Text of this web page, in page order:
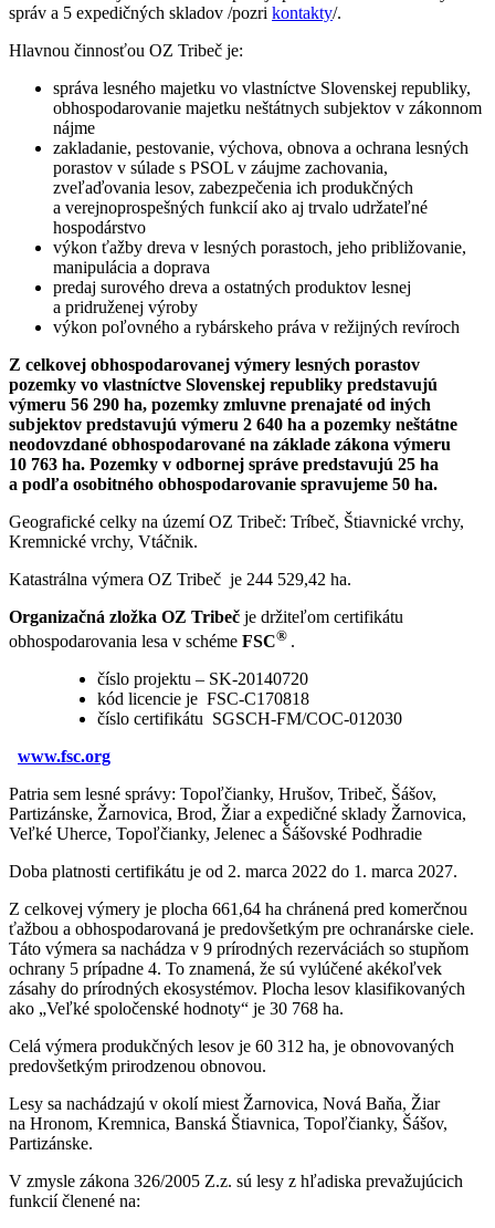
správ a 5 expedičných skladov /pozri kontakty/.
Hlavnou činnosťou OZ Tribeč je:
správa lesného majetku vo vlastníctve Slovenskej republiky,
obhospodarovanie majetku neštátnych subjektov v zákonnom
nájme
zakladanie, pestovanie, výchova, obnova a ochrana lesných
porastov v súlade s PSOL v záujme zachovania,
zveľaďovania lesov, zabezpečenia ich produkčných
a verejnoprospešných funkcií ako aj trvalo udržateľné
hospodárstvo
výkon ťažby dreva v lesných porastoch, jeho približovanie,
manipulácia a doprava
predaj surového dreva a ostatných produktov lesnej
a pridruženej výroby
výkon poľovného a rybárskeho práva v režijných revíroch
Z celkovej obhospodarovanej výmery lesných porastov
pozemky vo vlastníctve Slovenskej republiky predstavujú
výmeru 56 290 ha, pozemky zmluvne prenajaté od iných
subjektov predstavujú výmeru 2 640 ha a pozemky neštátne
neodovzdané obhospodarované na základe zákona výmeru
10 763 ha. Pozemky v odbornej správe predstavujú 25 ha
a podľa osobitného obhospodarovanie spravujeme 50 ha.
Geografické celky na území OZ Tribeč: Tríbeč, Štiavnické vrchy,
Kremnické vrchy, Vtáčnik.
Katastrálna výmera OZ Tribeč je 244 529,42 ha.
Organizačná zložka OZ Tribeč je držiteľom certifikátu
obhospodarovania lesa v schéme FSC® .
číslo projektu – SK-20140720
kód licencie je FSC-C170818
číslo certifikátu SGSCH-FM/COC-012030
www.fsc.org
Patria sem lesné správy: Topoľčianky, Hrušov, Tribeč, Šášov,
Partizánske, Žarnovica, Brod, Žiar a expedičné sklady Žarnovica,
Veľké Uherce, Topoľčianky, Jelenec a Šášovské Podhradie
Doba platnosti certifikátu je od 2. marca 2022 do 1. marca 2027.
Z celkovej výmery je plocha 661,64 ha chránená pred komerčnou
ťažbou a obhospodarovaná je predovšetkým pre ochranárske ciele.
Táto výmera sa nachádza v 9 prírodných rezerváciách so stupňom
ochrany 5 prípadne 4. To znamená, že sú vylúčené akékoľvek
zásahy do prírodných ekosystémov. Plocha lesov klasifikovaných
ako „Veľké spoločenské hodnoty“ je 30 768 ha.
Celá výmera produkčných lesov je 60 312 ha, je obnovovaných
predovšetkým prirodzenou obnovou.
Lesy sa nachádzajú v okolí miest Žarnovica, Nová Baňa, Žiar
na Hronom, Kremnica, Banská Štiavnica, Topoľčianky, Šášov,
Partizánske.
V zmysle zákona 326/2005 Z.z. sú lesy z hľadiska prevažujúcich
funkcií členené na: